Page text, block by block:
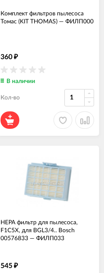
Комплект фильтров пылесоса
Томас (KIT THOMAS) — ФИЛП000
360 ₽
В наличии
Кол-во
HEPA фильтр для пылесоса,
F1C5X, для BGL3/4.. Bosch
00576833 — ФИЛП033
545 ₽